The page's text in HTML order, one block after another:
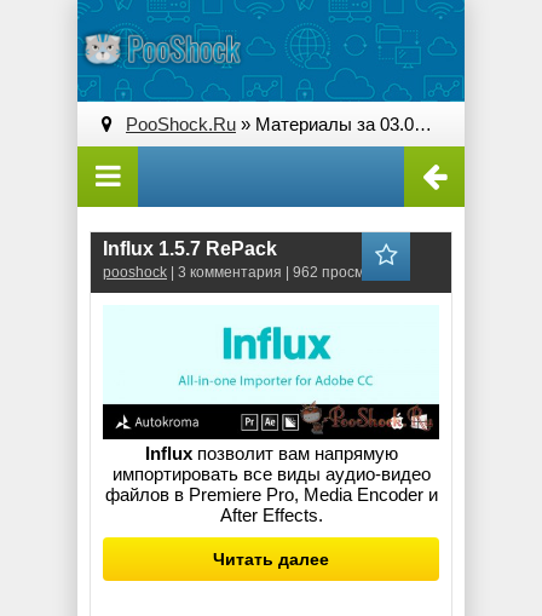
PooShock.Ru » Материалы за 03.08.2025
Influx 1.5.7 RePack
pooshock | 3 комментария | 962 просмотров
Influxпозволит вам напрямую
импортировать все виды аудио-видео
файлов в Premiere Pro, Media Encoder и
After Effects.
Читать далее